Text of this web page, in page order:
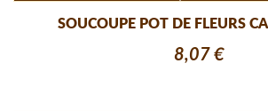
SOUCOUPE POT DE FLEURS
8,07 €